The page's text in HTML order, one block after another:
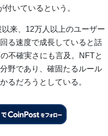
いているという。
来、12万人以上のユーザー
る速度で成長していると話
不確実さにも言及。NFTと
野であり、確固たるルール
るだろうとしている。